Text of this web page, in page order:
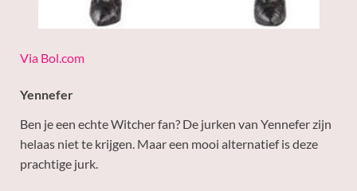
Via Bol.com
Yennefer
Ben je een echte Witcher fan? De jurken van Yennefer zijn
helaas niet te krijgen. Maar een mooi alternatief is deze
prachtige jurk.